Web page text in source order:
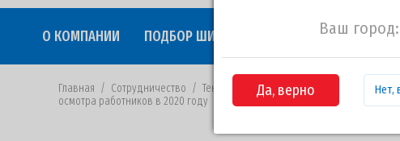
Ваш город:
Да, верно Нет,
О КОМПАНИИ ПОДБОР ШИН
Главная / Сотрудничество / Тендеры
Извещение №ВП-21 от
осмотра работников в 2020 году